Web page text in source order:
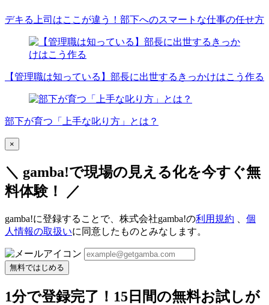
デキる上司はここが違う！部下へのスマートな仕事の任せ方
【管理職は知っている】部長に出世するきっかけはこう作る
部下が育つ「上手な叱り方」とは？
×
＼ gamba!で現場の見える化を今すぐ無
料体験！ ／
gamba!に登録することで、株式会社gamba!の利用規約
個
人情報の取扱いに同意したものとみなします。
無料ではじめる
1分で登録完了！15日間の無料お試しが